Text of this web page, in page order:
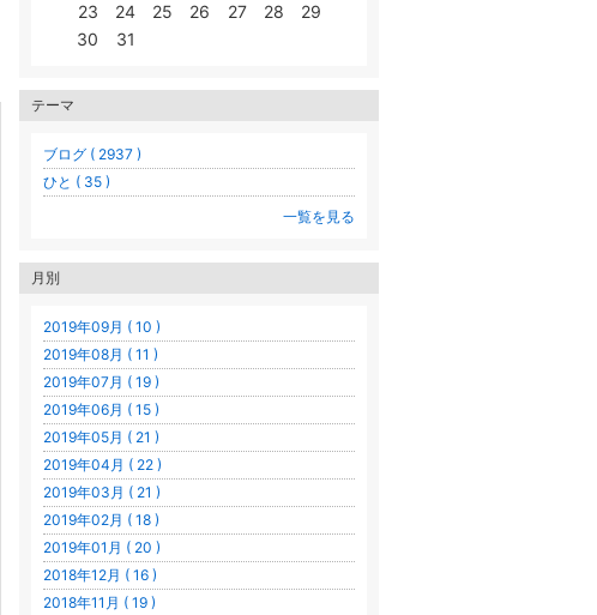
23
24 25 26 27 28
29
30
31
テーマ
ブログ ( 2937 )
ひと ( 35 )
一覧を見る
月別
2019年09月 ( 10 )
2019年08月 ( 11 )
2019年07月 ( 19 )
2019年06月 ( 15 )
2019年05月 ( 21 )
2019年04月 ( 22 )
2019年03月 ( 21 )
2019年02月 ( 18 )
2019年01月 ( 20 )
2018年12月 ( 16 )
2018年11月 ( 19 )